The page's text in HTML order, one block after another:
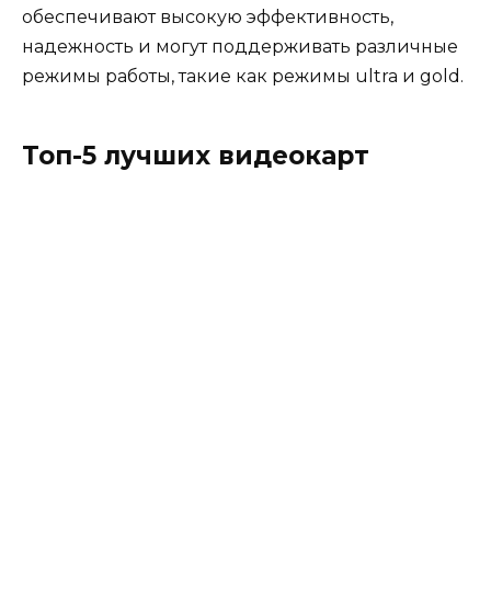
обеспечивают высокую эффективность,
надежность и могут поддерживать различные
режимы работы, такие как режимы ultra и gold.
Топ-5 лучших видеокарт